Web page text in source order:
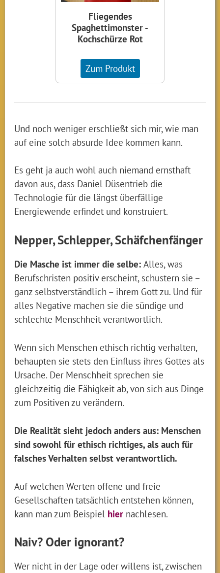
Fliegendes
Spaghettimonster -
Kochschürze Rot
Zum Produkt
Und noch weniger erschließt sich mir, wie man
auf eine solch absurde Idee kommen kann.
Es geht ja auch wohl auch niemand ernsthaft
davon aus, dass Daniel Düsentrieb die
Technologie für die längst überfällige
Energiewende erfindet und konstruiert.
Nepper, Schlepper, Schäfchenfänger
Die Masche ist immer die selbe:Alles, was
Berufschristen positiv erscheint, schustern sie –
ganz selbstverständlich – ihrem Gott zu. Und für
alles Negative machen sie die sündige und
schlechte Menschheit verantwortlich.
Wenn sich Menschen ethisch richtig verhalten,
behaupten sie stets den Einfluss ihres Gottes als
Ursache. Der Menschheit sprechen sie
gleichzeitig die Fähigkeit ab, von sich aus Dinge
zum Positiven zu verändern.
Die Realität sieht jedoch anders aus: Menschen
sind sowohl für ethisch richtiges, als auch für
falsches Verhalten selbst verantwortlich.
Auf welchen Werten offene und freie
Gesellschaften tatsächlich entstehen können,
kann man zum Beispiel hier nachlesen.
Naiv? Oder ignorant?
Wer nicht in der Lage oder willens ist, zwischen